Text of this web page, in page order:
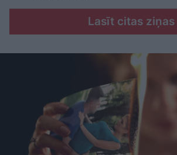
Lasīt citas ziņas